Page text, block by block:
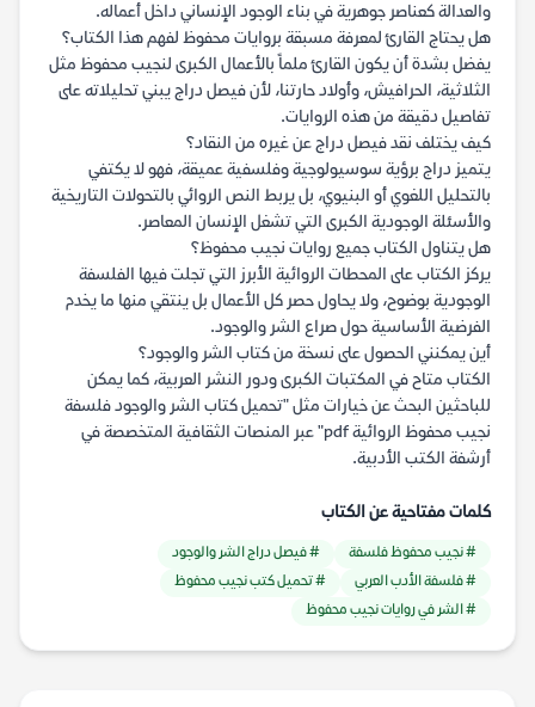
والعدالة كعناصر جوهرية في بناء الوجود الإنساني داخل أعماله.
هل يحتاج القارئ لمعرفة مسبقة بروايات محفوظ لفهم هذا الكتاب؟
يفضل بشدة أن يكون القارئ ملماً بالأعمال الكبرى لنجيب محفوظ مثل
الثلاثية، الحرافيش، وأولاد حارتنا، لأن فيصل دراج يبني تحليلاته على
تفاصيل دقيقة من هذه الروايات.
كيف يختلف نقد فيصل دراج عن غيره من النقاد؟
يتميز دراج برؤية سوسيولوجية وفلسفية عميقة، فهو لا يكتفي
بالتحليل اللغوي أو البنيوي، بل يربط النص الروائي بالتحولات التاريخية
والأسئلة الوجودية الكبرى التي تشغل الإنسان المعاصر.
هل يتناول الكتاب جميع روايات نجيب محفوظ؟
يركز الكتاب على المحطات الروائية الأبرز التي تجلت فيها الفلسفة
الوجودية بوضوح، ولا يحاول حصر كل الأعمال بل ينتقي منها ما يخدم
الفرضية الأساسية حول صراع الشر والوجود.
أين يمكنني الحصول على نسخة من كتاب الشر والوجود؟
الكتاب متاح في المكتبات الكبرى ودور النشر العربية، كما يمكن
للباحثين البحث عن خيارات مثل "تحميل كتاب الشر والوجود فلسفة
نجيب محفوظ الروائية pdf" عبر المنصات الثقافية المتخصصة في
أرشفة الكتب الأدبية.
كلمات مفتاحية عن الكتاب
# نجيب محفوظ فلسفة
# فيصل دراج الشر والوجود
# فلسفة الأدب العربي
# تحميل كتب نجيب محفوظ
# الشر في روايات نجيب محفوظ